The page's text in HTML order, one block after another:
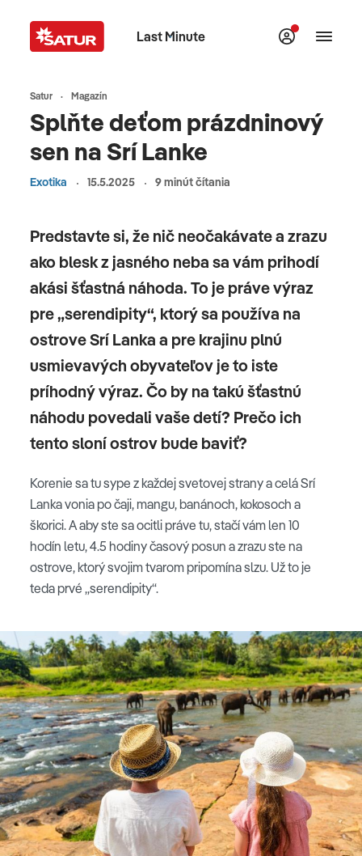
Last Minute
Satur Magazín
Splňte deťom prázdninový
sen na Srí Lanke
Exotika 15.5.2025 9 minút čítania
Predstavte si, že nič neočakávate a zrazu
ako blesk z jasného neba sa vám prihodí
akási šťastná náhoda. To je práve výraz
pre „serendipity“, ktorý sa používa na
ostrove Srí Lanka a pre krajinu plnú
usmievavých obyvateľov je to iste
príhodný výraz. Čo by na takú šťastnú
náhodu povedali vaše detí? Prečo ich
tento sloní ostrov bude baviť?
Korenie sa tu sype z každej svetovej strany a celá Srí
Lanka vonia po čaji, mangu, banánoch, kokosoch a
škorici. A aby ste sa ocitli práve tu, stačí vám len 10
hodín letu, 4.5 hodiny časový posun a zrazu ste na
ostrove, ktorý svojim tvarom pripomína slzu. Už to je
teda prvé „serendipity“.